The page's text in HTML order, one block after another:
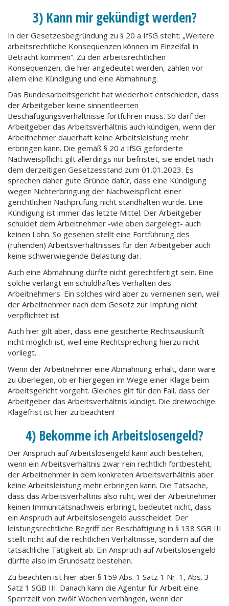
3) Kann mir gekündigt werden?
In der Gesetzesbegründung zu § 20 a IfSG steht: „Weitere
arbeitsrechtliche Konsequenzen können im Einzelfall in
Betracht kommen“. Zu den arbeitsrechtlichen
Konsequenzen, die hier angedeutet werden, zählen vor
allem eine Kündigung und eine Abmahnung.
Das Bundesarbeitsgericht hat wiederholt entschieden, dass
der Arbeitgeber keine sinnentleerten
Beschäftigungsverhältnisse fortführen muss. So darf der
Arbeitgeber das Arbeitsverhältnis auch kündigen, wenn der
Arbeitnehmer dauerhaft keine Arbeitsleistung mehr
erbringen kann. Die gemäß § 20 a IfSG geforderte
Nachweispflicht gilt allerdings nur befristet, sie endet nach
dem derzeitigen Gesetzesstand zum 01.01.2023. Es
sprechen daher gute Gründe dafür, dass eine Kündigung
wegen Nichterbringung der Nachweispflicht einer
gerichtlichen Nachprüfung nicht standhalten würde. Eine
Kündigung ist immer das letzte Mittel. Der Arbeitgeber
schuldet dem Arbeitnehmer -wie oben dargelegt- auch
keinen Lohn. So gesehen stellt eine Fortführung des
(ruhenden) Arbeitsverhältnisses für den Arbeitgeber auch
keine schwerwiegende Belastung dar.
Auch eine Abmahnung dürfte nicht gerechtfertigt sein. Eine
solche verlangt ein schuldhaftes Verhalten des
Arbeitnehmers. Ein solches wird aber zu verneinen sein, weil
der Arbeitnehmer nach dem Gesetz zur Impfung nicht
verpflichtet ist.
Auch hier gilt aber, dass eine gesicherte Rechtsauskunft
nicht möglich ist, weil eine Rechtsprechung hierzu nicht
vorliegt.
Wenn der Arbeitnehmer eine Abmahnung erhält, dann wäre
zu überlegen, ob er hiergegen im Wege einer Klage beim
Arbeitsgericht vorgeht. Gleiches gilt für den Fall, dass der
Arbeitgeber das Arbeitsverhältnis kündigt. Die dreiwöchige
Klagefrist ist hier zu beachten!
4) Bekomme ich Arbeitslosengeld?
Der Anspruch auf Arbeitslosengeld kann auch bestehen,
wenn ein Arbeitsverhältnis zwar rein rechtlich fortbesteht,
der Arbeitnehmer in dem konkreten Arbeitsverhältnis aber
keine Arbeitsleistung mehr erbringen kann. Die Tatsache,
dass das Arbeitsverhältnis also ruht, weil der Arbeitnehmer
keinen Immunitätsnachweis erbringt, bedeutet nicht, dass
ein Anspruch auf Arbeitslosengeld ausscheidet. Der
leistungsrechtliche Begriff der Beschäftigung in § 138 SGB III
stellt nicht auf die rechtlichen Verhältnisse, sondern auf die
tatsächliche Tätigkeit ab. Ein Anspruch auf Arbeitslosengeld
dürfte also im Grundsatz bestehen.
Zu beachten ist hier aber § 159 Abs. 1 Satz 1 Nr. 1, Abs. 3
Satz 1 SGB III. Danach kann die Agentur für Arbeit eine
Sperrzeit von zwölf Wochen verhängen, wenn der